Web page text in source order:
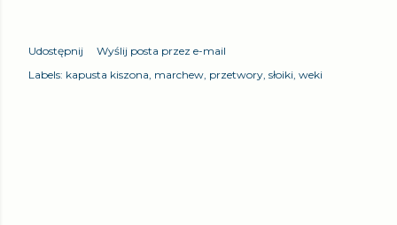
Udostępnij
Wyślij posta przez e-mail
Labels: kapusta kiszona marchew przetwory słoiki weki